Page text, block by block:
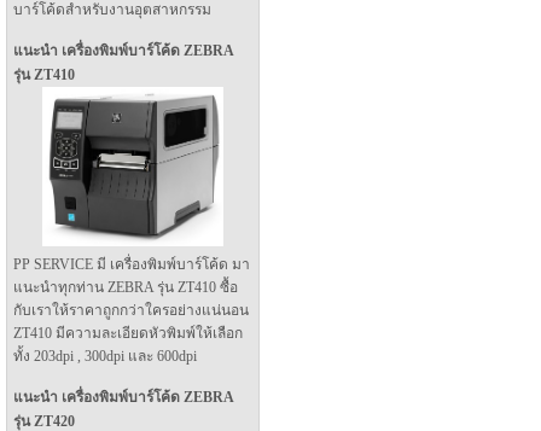
บาร์โค้ดสำหรับงานอุตสาหกรรม
แนะนำ เครื่องพิมพ์บาร์โค้ด ZEBRA
รุ่น ZT410
PP SERVICE มี เครื่องพิมพ์บาร์โค้ด มา
แนะนำทุกท่าน ZEBRA รุ่น ZT410 ซื้อ
กับเราให้ราคาถูกกว่าใครอย่างแน่นอน
ZT410 มีความละเอียดหัวพิมพ์ให้เลือก
ทั้ง 203dpi , 300dpi และ 600dpi
แนะนำ เครื่องพิมพ์บาร์โค้ด ZEBRA
รุ่น ZT420